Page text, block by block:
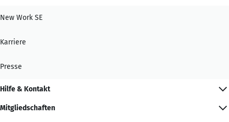
New Work SE
Karriere
Presse
Hilfe & Kontakt
Mitgliedschaften